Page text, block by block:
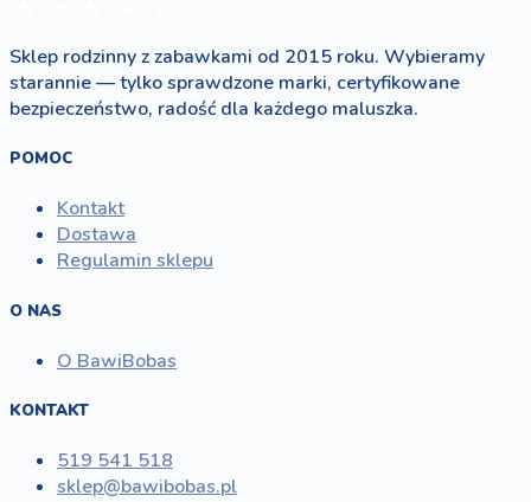
Sklep rodzinny z zabawkami od 2015 roku. Wybieramy
starannie — tylko sprawdzone marki, certyfikowane
bezpieczeństwo, radość dla każdego maluszka.
POMOC
Kontakt
Dostawa
Regulamin sklepu
O NAS
O BawiBobas
KONTAKT
519 541 518
sklep@bawibobas.pl